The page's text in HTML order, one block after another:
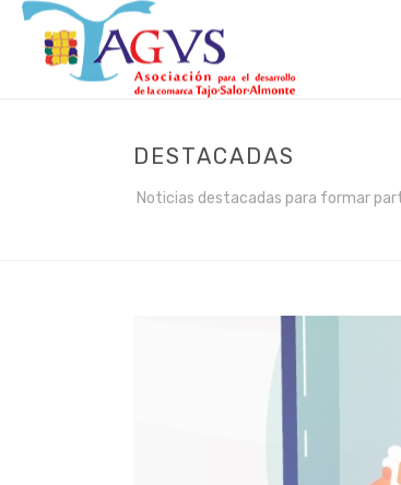
DESTACADAS
Noticias destacadas para formar